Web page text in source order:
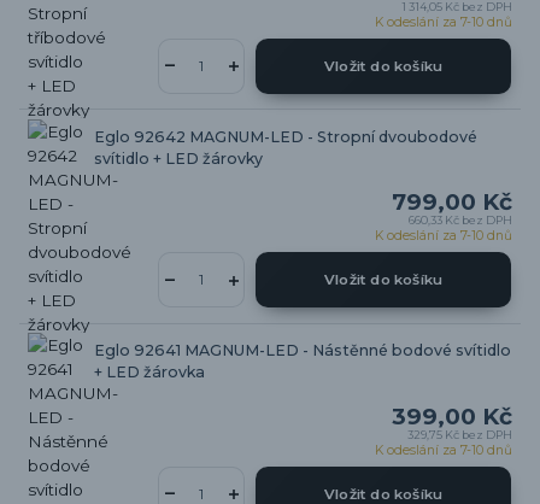
1 314,05 Kč bez DPH
K odeslání za 7-10 dnů
Vložit do košíku
Eglo 92642 MAGNUM-LED - Stropní dvoubodové
svítidlo + LED žárovky
799,00 Kč
660,33 Kč bez DPH
K odeslání za 7-10 dnů
Vložit do košíku
Eglo 92641 MAGNUM-LED - Nástěnné bodové svítidlo
+ LED žárovka
399,00 Kč
329,75 Kč bez DPH
K odeslání za 7-10 dnů
Vložit do košíku